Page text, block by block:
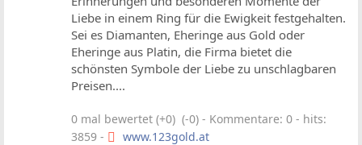
Liebe in einem Ring für die Ewigkeit festgehalten.
Sei es Diamanten, Eheringe aus Gold oder
Eheringe aus Platin, die Firma bietet die
schönsten Symbole der Liebe zu unschlagbaren
Preisen....
0 mal bewertet (+0) (-0)- Kommentare: 0 - hits:
3859 -
www.123gold.at